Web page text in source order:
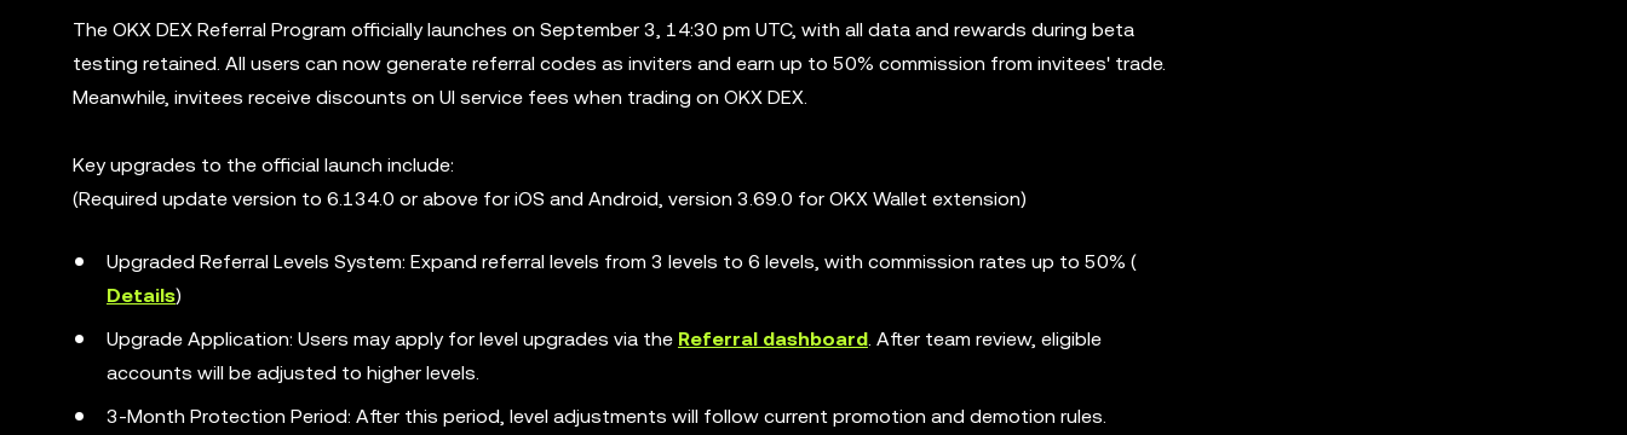
The OKX DEX Referral Program officially launches on September 3, 14:30 pm UTC, with all data and rewards during beta
testing retained. All users can now generate referral codes as inviters and earn up to 50% commission from invitees' trade.
Meanwhile, invitees receive discounts on UI service fees when trading on OKX DEX.
Key upgrades to the official launch include:
(Required update version to 6.134.0 or above for iOS and Android, version 3.69.0 for OKX Wallet extension)
Upgraded Referral Levels System: Expand referral levels from 3 levels to 6 levels, with commission rates up to 50% (
Details)
Upgrade Application: Users may apply for level upgrades via the Referral dashboard. After team review, eligible
accounts will be adjusted to higher levels.
3-Month Protection Period: After this period, level adjustments will follow current promotion and demotion rules.